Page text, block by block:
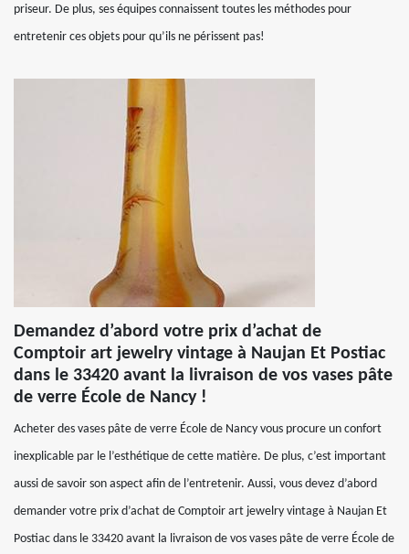
priseur. De plus, ses équipes connaissent toutes les méthodes pour
entretenir ces objets pour qu’ils ne périssent pas!
Demandez d’abord votre prix d’achat de
Comptoir art jewelry vintage à Naujan Et Postiac
dans le 33420 avant la livraison de vos vases pâte
de verre École de Nancy !
Acheter des vases pâte de verre École de Nancy vous procure un confort
inexplicable par le l’esthétique de cette matière. De plus, c’est important
aussi de savoir son aspect afin de l’entretenir. Aussi, vous devez d’abord
demander votre prix d’achat de Comptoir art jewelry vintage à Naujan Et
Postiac dans le 33420 avant la livraison de vos vases pâte de verre École de